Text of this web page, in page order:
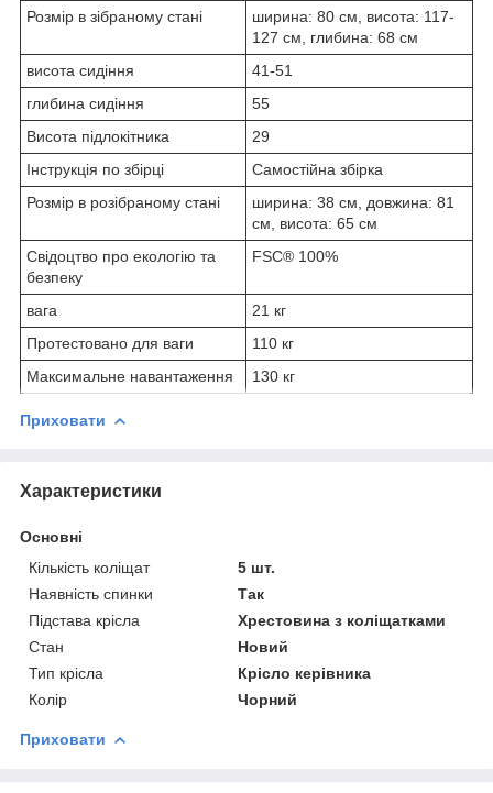
Розмір в зібраному стані
ширина: 80 см, висота: 117-
127 см, глибина: 68 см
висота сидіння
41-51
глибина сидіння
55
Висота підлокітника
29
Інструкція по збірці
Самостійна збірка
Розмір в розібраному стані
ширина: 38 см, довжина: 81
см, висота: 65 см
Свідоцтво про екологію та
безпеку
FSC® 100%
вага
21 кг
Протестовано для ваги
110 кг
Максимальне навантаження
130 кг
Приховати
Характеристики
Основні
Кількість коліщат
5 шт.
Наявність спинки
Так
Підстава крісла
Хрестовина з коліщатками
Стан
Новий
Тип крісла
Крісло керівника
Колір
Чорний
Приховати